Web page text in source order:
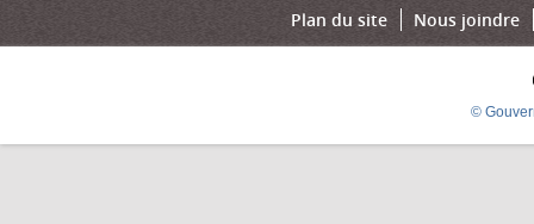
Plan du site Nous joindre
©